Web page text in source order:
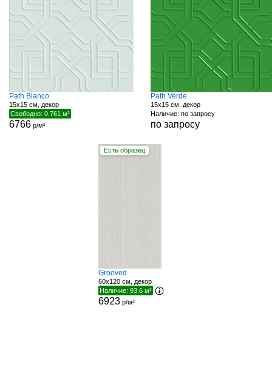
Path Bianco
15x15 см, декор
Свободно: 0.761 м²
6766 р/м²
Path Verde
15x15 см, декор
Наличие: по запросу
по запросу
Есть образец
Grooved
60x120 см, декор
Наличие: 93.6 м²
6923 р/м²